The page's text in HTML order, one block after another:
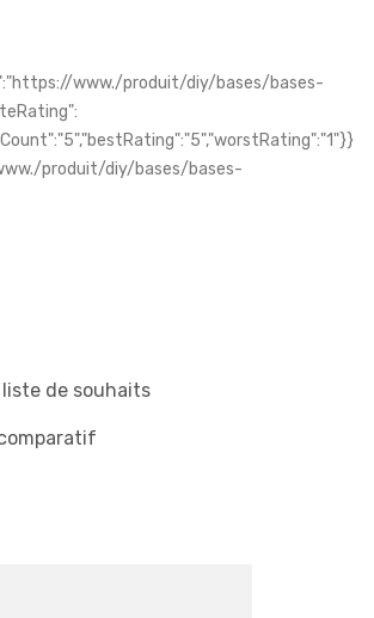
www./produit/diy/bases/bases-
produit/diy/bases/bases-
de souhaits